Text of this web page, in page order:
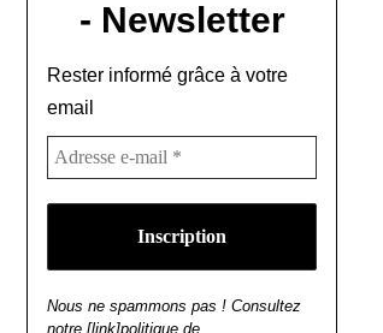
- Newsletter
Rester informé grâce à votre
email
Nous ne spammons pas ! Consultez
notre [link]politique de